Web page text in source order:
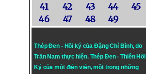
41
42 43 44
45
46
47 48 49
Thép Đen - Hồi ký của Đặng Chí Bình, do
Trần Nam thực hiện. Thép Đen- Thiên Hồi
Ký của một điện viên, một trong những